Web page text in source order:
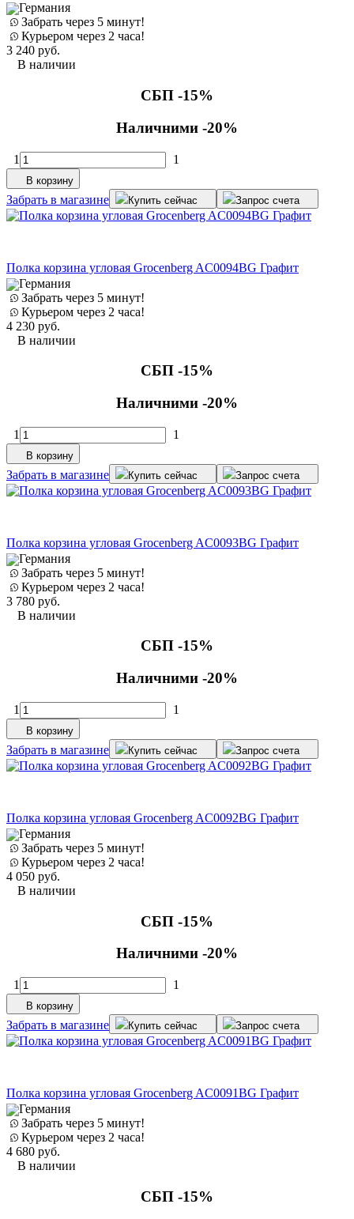
Германия
Забрать через 5 минут!
Курьером через 2 часа!
3 240 руб.
В наличии
СБП -15%
Наличними -20%
1 1
В корзину
Забрать в магазине Купить сейчас Запрос счета
Полка корзина угловая Grocenberg AC0094BG Графит
Германия
Забрать через 5 минут!
Курьером через 2 часа!
4 230 руб.
В наличии
СБП -15%
Наличними -20%
1 1
В корзину
Забрать в магазине Купить сейчас Запрос счета
Полка корзина угловая Grocenberg AC0093BG Графит
Германия
Забрать через 5 минут!
Курьером через 2 часа!
3 780 руб.
В наличии
СБП -15%
Наличними -20%
1 1
В корзину
Забрать в магазине Купить сейчас Запрос счета
Полка корзина угловая Grocenberg AC0092BG Графит
Германия
Забрать через 5 минут!
Курьером через 2 часа!
4 050 руб.
В наличии
СБП -15%
Наличними -20%
1 1
В корзину
Забрать в магазине Купить сейчас Запрос счета
Полка корзина угловая Grocenberg AC0091BG Графит
Германия
Забрать через 5 минут!
Курьером через 2 часа!
4 680 руб.
В наличии
СБП -15%